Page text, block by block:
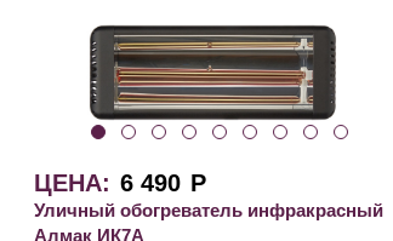
ЦЕНА: 6 490 Р
Уличный обогреватель инфракрасный
Алмак ИК7А